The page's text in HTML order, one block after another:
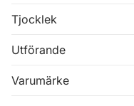
Tjocklek
Utförande
Varumärke